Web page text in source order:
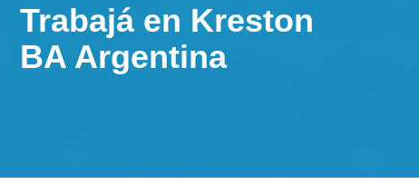
Trabajá en Kreston
BA Argentina